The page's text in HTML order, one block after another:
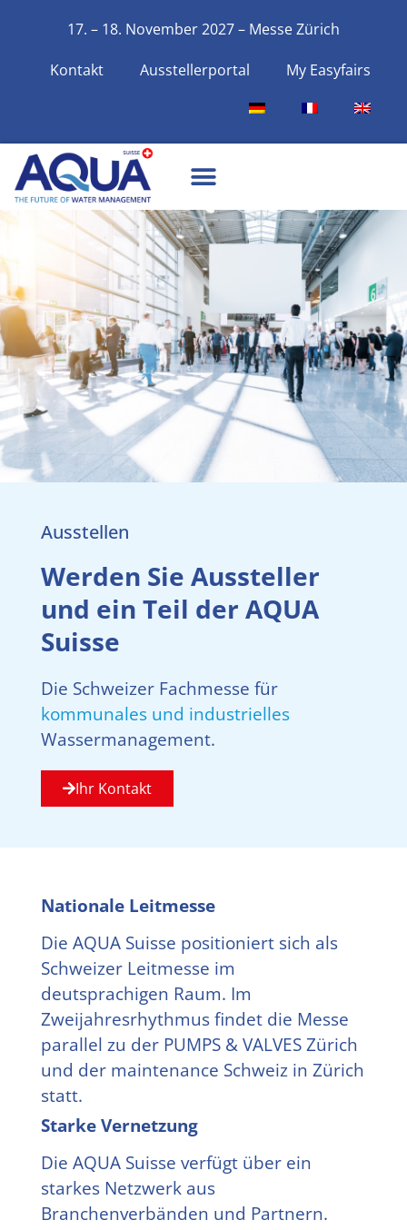
17. – 18. November 2027 – Messe Zürich
Kontakt Ausstellerportal My Easyfairs
Ausstellen
Werden Sie Aussteller
und ein Teil der AQUA
Suisse
Die Schweizer Fachmesse für
kommunales und industrielles
Wassermanagement.
Ihr Kontakt
Nationale Leitmesse
Die AQUA Suisse positioniert sich als
Schweizer Leitmesse im
deutsprachigen Raum. Im
Zweijahresrhythmus findet die Messe
parallel zu der PUMPS & VALVES Zürich
und der maintenance Schweiz in Zürich
statt.
Starke Vernetzung
Die AQUA Suisse verfügt über ein
starkes Netzwerk aus
Branchenverbänden und Partnern.